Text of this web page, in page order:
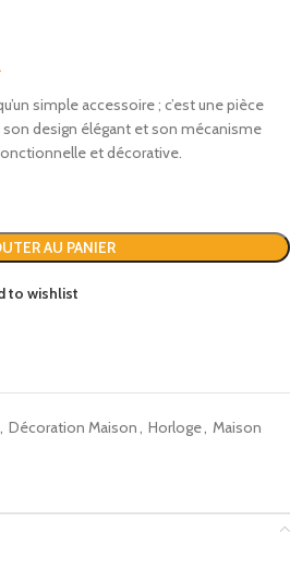
simple accessoire ; c’est une pièce
design élégant et son mécanisme
et décorative.
AU PANIER
to wishlist
, Décoration Maison, Horloge, Maison